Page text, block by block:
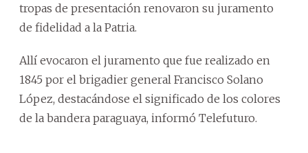
tropas de presentación renovaron su juramento
de fidelidad a la Patria.
Allí evocaron el juramento que fue realizado en
1845 por el brigadier general Francisco Solano
López, destacándose el significado de los colores
de la bandera paraguaya, informó Telefuturo.